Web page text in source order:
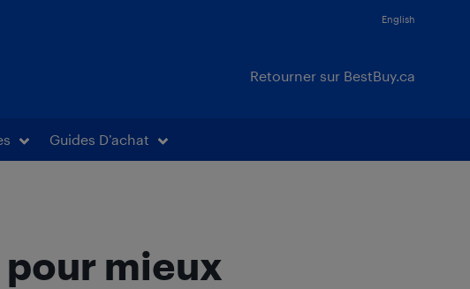
English
Retourner sur BestBuy.ca
Guides D’achat
mieux